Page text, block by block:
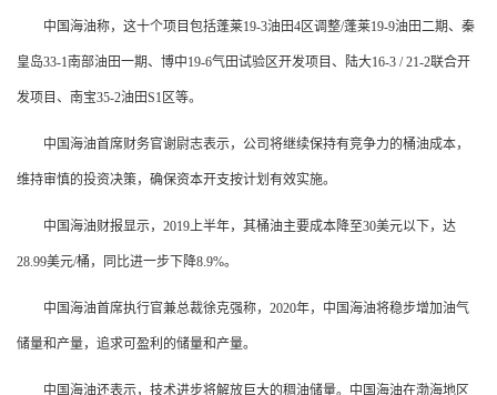
中国海油称，这十个项目包括蓬莱19-3油田4区调整/蓬莱19-9油田二期、秦
皇岛33-1南部油田一期、博中19-6气田试验区开发项目、陆大16-3 / 21-2联合开
发项目、南宝35-2油田S1区等。
中国海油首席财务官谢尉志表示，公司将继续保持有竞争力的桶油成本，
维持审慎的投资决策，确保资本开支按计划有效实施。
中国海油财报显示，2019上半年，其桶油主要成本降至30美元以下，达
28.99美元/桶，同比进一步下降8.9%。
中国海油首席执行官兼总裁徐克强称，2020年，中国海油将稳步增加油气
储量和产量，追求可盈利的储量和产量。
中国海油还表示，技术进步将解放巨大的稠油储量。中国海油在渤海地区